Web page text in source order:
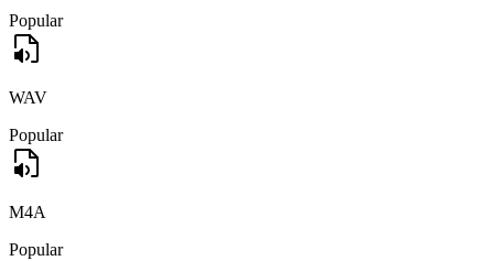
Popular
WAV
Popular
M4A
Popular